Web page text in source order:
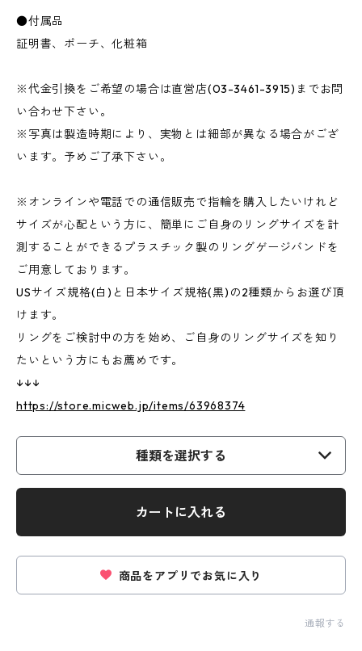
●付属品
証明書、ポーチ、化粧箱
※代金引換をご希望の場合は直営店(03-3461-3915)までお問
い合わせ下さい。
※写真は製造時期により、実物とは細部が異なる場合がござ
います。予めご了承下さい。
※オンラインや電話での通信販売で指輪を購入したいけれど
サイズが心配という方に、簡単にご自身のリングサイズを計
測することができるプラスチック製のリングゲージバンドを
ご用意しております。
USサイズ規格(白)と日本サイズ規格(黒)の2種類からお選び頂
けます。
リングをご検討中の方を始め、ご自身のリングサイズを知り
たいという方にもお薦めです。
↓↓↓
https://store.micweb.jp/items/63968374
種類を選択する
カートに入れる
商品をアプリでお気に入り
通報する